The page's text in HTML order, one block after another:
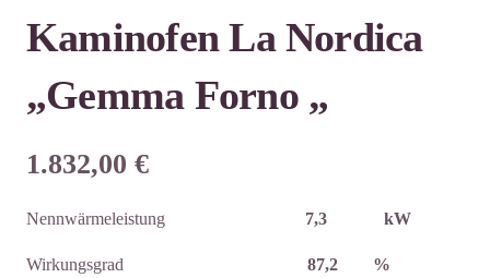
Kaminofen La Nordica
„Gemma Forno „
1.832,00 €
Nennwärmeleistung 7,3 kW
Wirkungsgrad 87,2 %